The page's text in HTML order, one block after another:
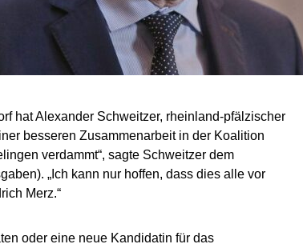
hat Alexander Schweitzer, rheinland-pfälzischer
besseren Zusammenarbeit in der Koalition
verdammt“, sagte Schweitzer dem
„Ich kann nur hoffen, dass dies alle vor
Merz.“
oder eine neue Kandidatin für das